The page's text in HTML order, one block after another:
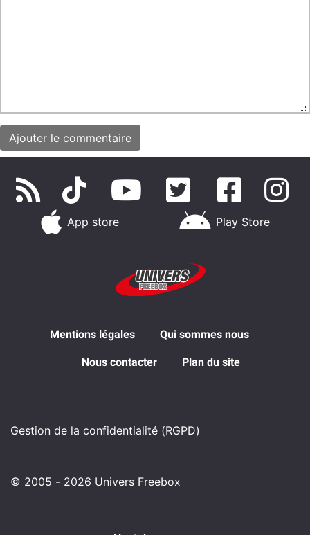
App store Play Store
Mentions légales Qui sommes nous
Nous contacter Plan du site
Gestion de la confidentialité (RGPD)
© 2005 - 2026 Univers Freebox